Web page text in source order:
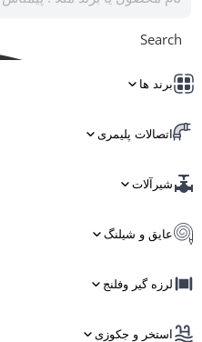
Search
برند ها
اتصالات پلیمری
شیرآلات
عایق و شیلنگ
لرزه گیر وفلنج
استخر و جکوزی